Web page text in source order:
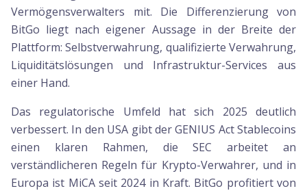
Vermögensverwalters mit. Die Differenzierung von
BitGo liegt nach eigener Aussage in der Breite der
Plattform: Selbstverwahrung, qualifizierte Verwahrung,
Liquiditätslösungen und Infrastruktur-Services aus
einer Hand.
Das regulatorische Umfeld hat sich 2025 deutlich
verbessert. In den USA gibt der GENIUS Act Stablecoins
einen klaren Rahmen, die SEC arbeitet an
verständlicheren Regeln für Krypto-Verwahrer, und in
Europa ist MiCA seit 2024 in Kraft. BitGo profitiert von